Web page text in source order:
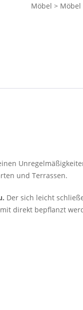
Möbel >
und Terrassen.
Der sich leicht
direkt bepflanzt